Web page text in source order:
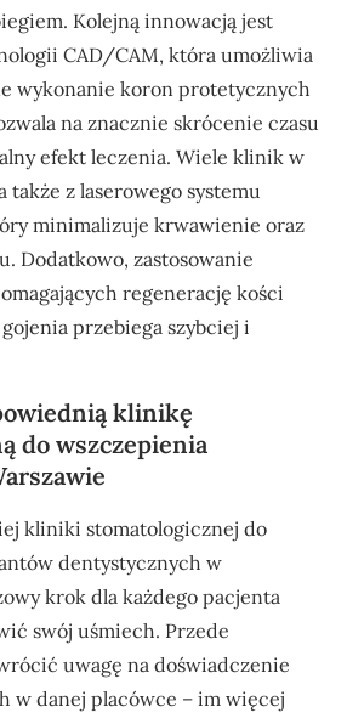
Kolejną innowacją jest
CAD/CAM, która umożliwia
wykonanie koron protetycznych
na znacznie skrócenie czasu
efekt leczenia. Wiele klinik w
także z laserowego systemu
minimalizuje krwawienie oraz
Dodatkowo, zastosowanie
regenerację kości
przebiega szybciej i
klinikę
do wszczepienia
kliniki stomatologicznej do
dentystycznych w
krok dla każdego pacjenta
swój uśmiech. Przede
uwagę na doświadczenie
w danej placówce – im więcej